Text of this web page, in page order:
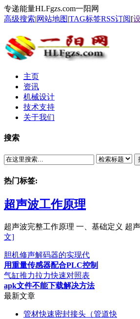
专递能量HLFgzs.com一阳网
高级搜索|网站地图|TAG标签RSS订阅[
主页
资讯
机械设计
技术支持
关于我们
搜索
热门标签:
超声波工作原理
超声波完整工作原理 一、基础定义 超
文]
胆机修声解码器的实现代
用重量传感器配合PLC控制
气缸推力拉力快速对照表
apk文件不能下载解决方法
最新文章
管材快速密封接头（管道快